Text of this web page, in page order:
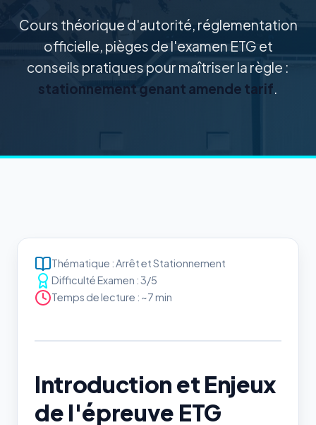
Cours théorique d'autorité, réglementation
officielle, pièges de l'examen ETG et
conseils pratiques pour maîtriser la règle :
stationnement genant amende tarif.
Thématique : Arrêt et Stationnement
Difficulté Examen : 3/5
Temps de lecture : ~7 min
Introduction et Enjeux
de l'épreuve ETG